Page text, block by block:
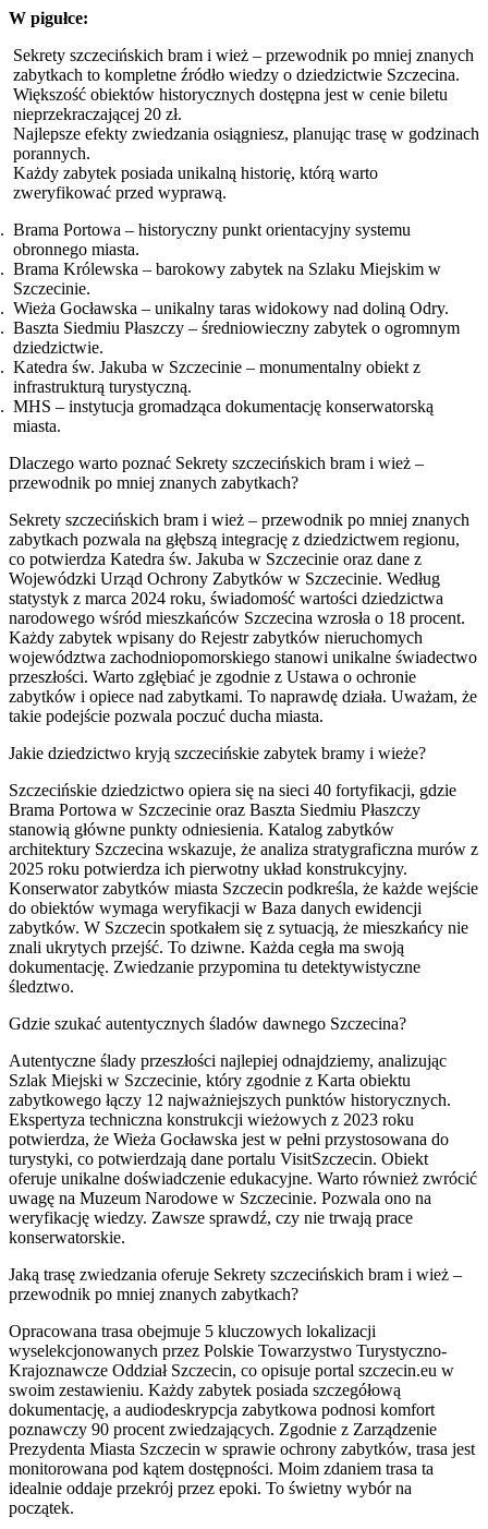
W pigułce:
Sekrety szczecińskich bram i wież – przewodnik po mniej znanych
zabytkach to kompletne źródło wiedzy o dziedzictwie Szczecina.
Większość obiektów historycznych dostępna jest w cenie biletu
nieprzekraczającej 20 zł.
Najlepsze efekty zwiedzania osiągniesz, planując trasę w godzinach
porannych.
Każdy zabytek posiada unikalną historię, którą warto
zweryfikować przed wyprawą.
Brama Portowa – historyczny punkt orientacyjny systemu
obronnego miasta.
Brama Królewska – barokowy zabytek na Szlaku Miejskim w
Szczecinie.
Wieża Gocławska – unikalny taras widokowy nad doliną Odry.
Baszta Siedmiu Płaszczy – średniowieczny zabytek o ogromnym
dziedzictwie.
Katedra św. Jakuba w Szczecinie – monumentalny obiekt z
infrastrukturą turystyczną.
MHS – instytucja gromadząca dokumentację konserwatorską
miasta.
Dlaczego warto poznać Sekrety szczecińskich bram i wież –
przewodnik po mniej znanych zabytkach?
Sekrety szczecińskich bram i wież – przewodnik po mniej znanych
zabytkach pozwala na głębszą integrację z dziedzictwem regionu,
co potwierdza Katedra św. Jakuba w Szczecinie oraz dane z
Wojewódzki Urząd Ochrony Zabytków w Szczecinie. Według
statystyk z marca 2024 roku, świadomość wartości dziedzictwa
narodowego wśród mieszkańców Szczecina wzrosła o 18 procent.
Każdy zabytek wpisany do Rejestr zabytków nieruchomych
województwa zachodniopomorskiego stanowi unikalne świadectwo
przeszłości. Warto zgłębiać je zgodnie z Ustawa o ochronie
zabytków i opiece nad zabytkami. To naprawdę działa. Uważam, że
takie podejście pozwala poczuć ducha miasta.
Jakie dziedzictwo kryją szczecińskie zabytek bramy i wieże?
Szczecińskie dziedzictwo opiera się na sieci 40 fortyfikacji, gdzie
Brama Portowa w Szczecinie oraz Baszta Siedmiu Płaszczy
stanowią główne punkty odniesienia. Katalog zabytków
architektury Szczecina wskazuje, że analiza stratygraficzna murów z
2025 roku potwierdza ich pierwotny układ konstrukcyjny.
Konserwator zabytków miasta Szczecin podkreśla, że każde wejście
do obiektów wymaga weryfikacji w Baza danych ewidencji
zabytków. W Szczecin spotkałem się z sytuacją, że mieszkańcy nie
znali ukrytych przejść. To dziwne. Każda cegła ma swoją
dokumentację. Zwiedzanie przypomina tu detektywistyczne
śledztwo.
Gdzie szukać autentycznych śladów dawnego Szczecina?
Autentyczne ślady przeszłości najlepiej odnajdziemy, analizując
Szlak Miejski w Szczecinie, który zgodnie z Karta obiektu
zabytkowego łączy 12 najważniejszych punktów historycznych.
Ekspertyza techniczna konstrukcji wieżowych z 2023 roku
potwierdza, że Wieża Gocławska jest w pełni przystosowana do
turystyki, co potwierdzają dane portalu VisitSzczecin. Obiekt
oferuje unikalne doświadczenie edukacyjne. Warto również zwrócić
uwagę na Muzeum Narodowe w Szczecinie. Pozwala ono na
weryfikację wiedzy. Zawsze sprawdź, czy nie trwają prace
konserwatorskie.
Jaką trasę zwiedzania oferuje Sekrety szczecińskich bram i wież –
przewodnik po mniej znanych zabytkach?
Opracowana trasa obejmuje 5 kluczowych lokalizacji
wyselekcjonowanych przez Polskie Towarzystwo Turystyczno-
Krajoznawcze Oddział Szczecin, co opisuje portal szczecin.eu w
swoim zestawieniu. Każdy zabytek posiada szczegółową
dokumentację, a audiodeskrypcja zabytkowa podnosi komfort
poznawczy 90 procent zwiedzających. Zgodnie z Zarządzenie
Prezydenta Miasta Szczecin w sprawie ochrony zabytków, trasa jest
monitorowana pod kątem dostępności. Moim zdaniem trasa ta
idealnie oddaje przekrój przez epoki. To świetny wybór na
początek.